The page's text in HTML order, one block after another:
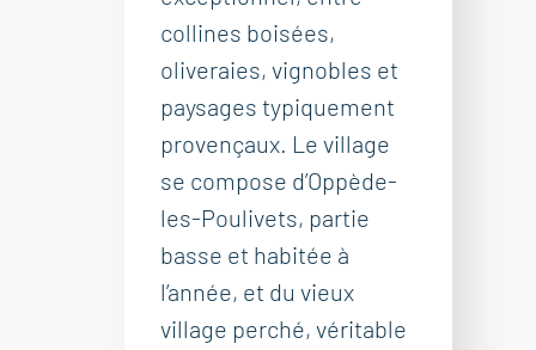
collines boisées,
oliveraies, vignobles et
paysages typiquement
provençaux. Le village
se compose d’Oppède-
les-Poulivets, partie
basse et habitée à
l’année, et du vieux
village perché, véritable